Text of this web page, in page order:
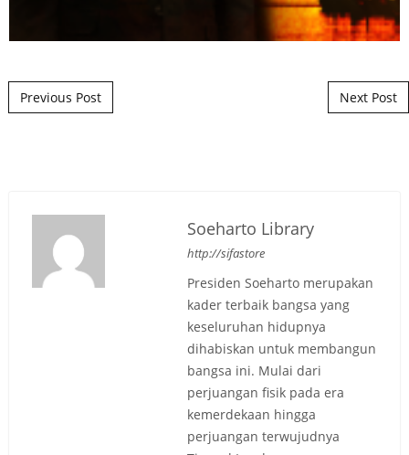
Post navigation
Previous Post Next Post
Soeharto Library
http://sifastore
Presiden Soeharto merupakan
kader terbaik bangsa yang
keseluruhan hidupnya
dihabiskan untuk membangun
bangsa ini. Mulai dari
perjuangan fisik pada era
kemerdekaan hingga
perjuangan terwujudnya